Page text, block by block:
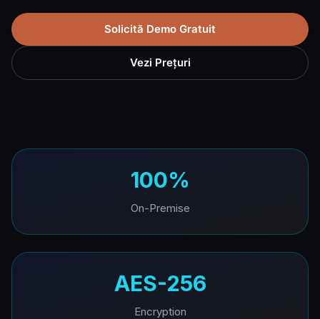
Solicită Demo Gratuit
Vezi Prețuri
100%
On-Premise
AES-256
Encryption